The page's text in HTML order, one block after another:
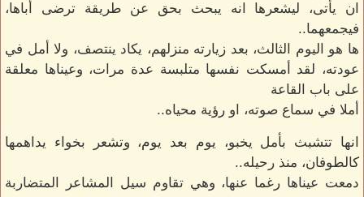
ان يأتى، ليشعرها انه يبحث بحق عن طريقة ترضى أباها،
فيجمعهما..
ها هو اليوم الثالث، بعد زيارته منزلهم، يكاد ينتصف، ولا أمل في
عودته، لقد أمسكت نفسها متلبسة عدة مرات، وعيناها معلقة
على باب القاعة
أملا في سماع صوته، او رؤية محياه..
انها تتشبث بأمل يخبو، يوم بعد يوم، وتشعر بخواء يداهمها
كالطوفان، منذ رحيله..
دمعت عيناها رغما عنها، وهي تقاوم سيل المشاعر المتضاربة